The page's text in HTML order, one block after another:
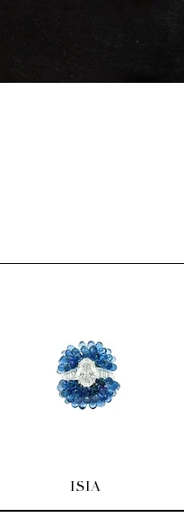
Quick View
ISIA